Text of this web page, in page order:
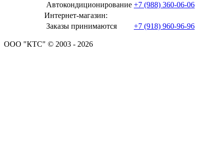
Автокондиционирование +7 (988) 360-06-06
Интернет-магазин:
Заказы принимаются
+7 (918) 960-96-96
ООО "КТС" © 2003 - 2026